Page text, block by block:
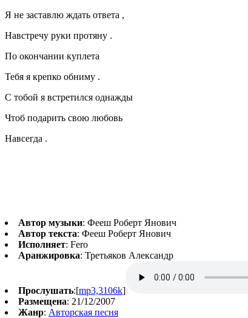
Я не заставлю ждать ответа ,
Навстречу руки протяну .
По окончании куплета
Тебя я крепко обниму .
С тобой я встретился однажды
Чтоб подарить свою любовь
Навсегда .
Автор музыки: Фееш Роберт Янович
Автор текста: Фееш Роберт Янович
Исполняет: Fero
Аранжировка: Третьяков Александр
Прослушать:[mp3,3106k]
Размещена: 21/12/2007
Жанр: Авторская песня